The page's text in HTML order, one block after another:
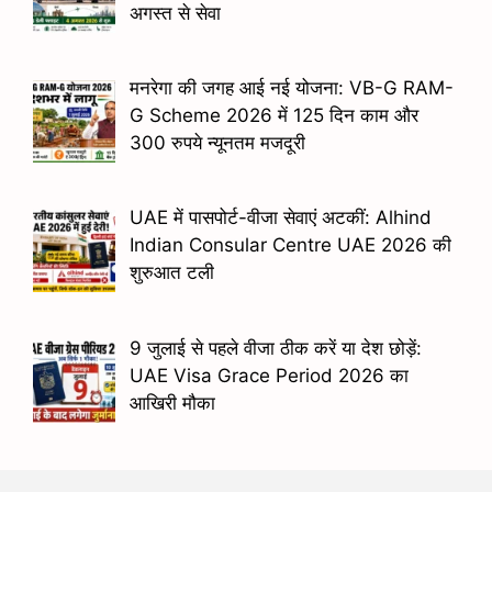
अगस्त से सेवा
मनरेगा की जगह आई नई योजना: VB-G RAM-
G Scheme 2026 में 125 दिन काम और
300 रुपये न्यूनतम मजदूरी
UAE में पासपोर्ट-वीजा सेवाएं अटकीं: Alhind
Indian Consular Centre UAE 2026 की
शुरुआत टली
9 जुलाई से पहले वीजा ठीक करें या देश छोड़ें:
UAE Visa Grace Period 2026 का
आखिरी मौका